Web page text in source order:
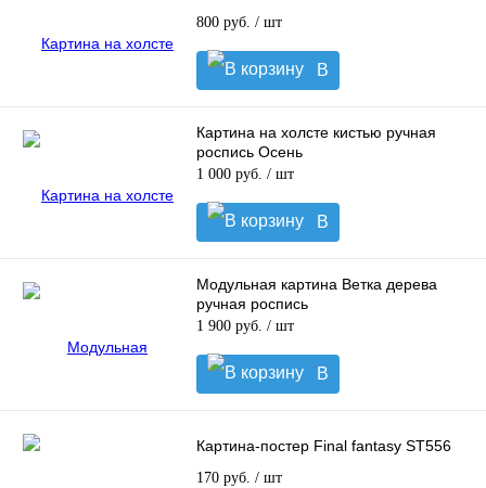
800 руб. / шт
В
корзину
Картина на холсте кистью ручная
роспись Осень
1 000 руб. / шт
В
корзину
Модульная картина Ветка дерева
ручная роспись
1 900 руб. / шт
В
корзину
Картина-постер Final fantasy ST556
170 руб. / шт